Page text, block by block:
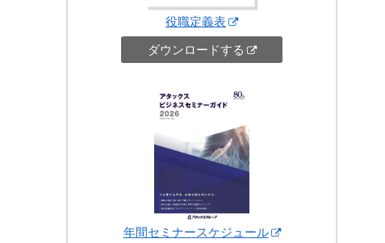
役職定義表
ダウンロードする
年間セミナースケジュール